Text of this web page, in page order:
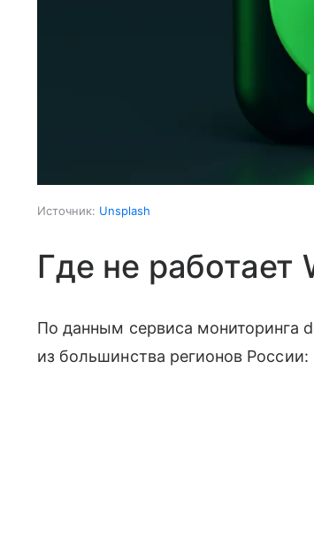
Источник: Unsplash
Где не работает
По данным сервиса мониторинга
из большинства регионов России: